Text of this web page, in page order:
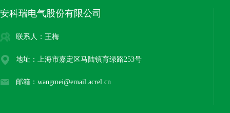
安科瑞电气股份有限公司
联系人：王梅
地址：上海市嘉定区马陆镇育绿路253号
邮箱：wangmei@email.acrel.cn